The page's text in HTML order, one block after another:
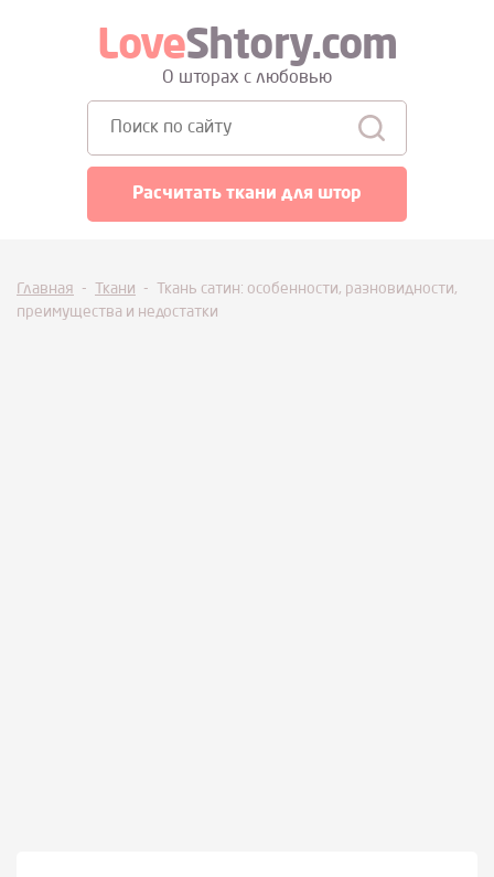
LoveShtory.com
О шторах с любовью
Расчитать ткани для штор
Главная - Ткани -
Ткань сатин: особенности, разновидности,
преимущества и недостатки